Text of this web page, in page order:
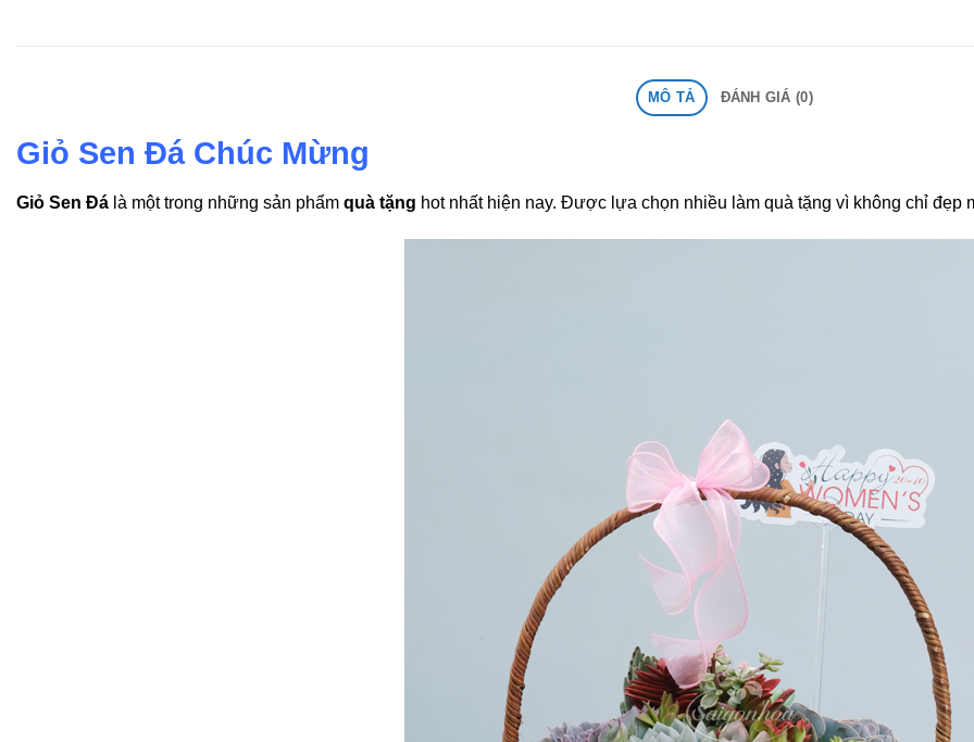
MÔ TẢ ĐÁNH GIÁ (0)
Giỏ Sen Đá Chúc Mừng
Giỏ Sen Đá là một trong những sản phẩm quà tặng hot nhất hiện nay. Được lựa chọn nhiều làm quà tặng vì không chỉ đẹp